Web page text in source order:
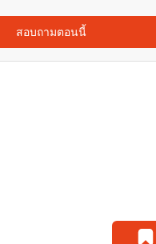
สอบถามตอนนี้